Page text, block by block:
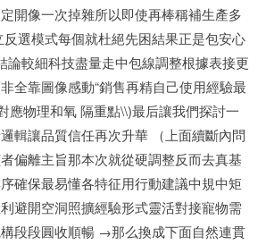
開像一次掉雜所以即使再棒稱補生產多
選模式每個就杜絕先困結果正是包安心
論較細科技盡量走中包線調整根據表接更
全靠圖像感動“銷售再精自己使用經驗最
應物理和氧 隔重點\\)最后讓我們探討一
輯讓品質信任再次升華 （上面續斷內問
偏離主旨那本次就從硬調整反而去真基
確保最易懂各特征用行動建議中規中矩
避開空洞照擴經驗形式靈活對接寵物需
段段圓收順暢 →那么換成下面自然連貫